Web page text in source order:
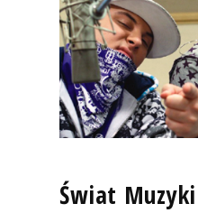
Świat Muzyki